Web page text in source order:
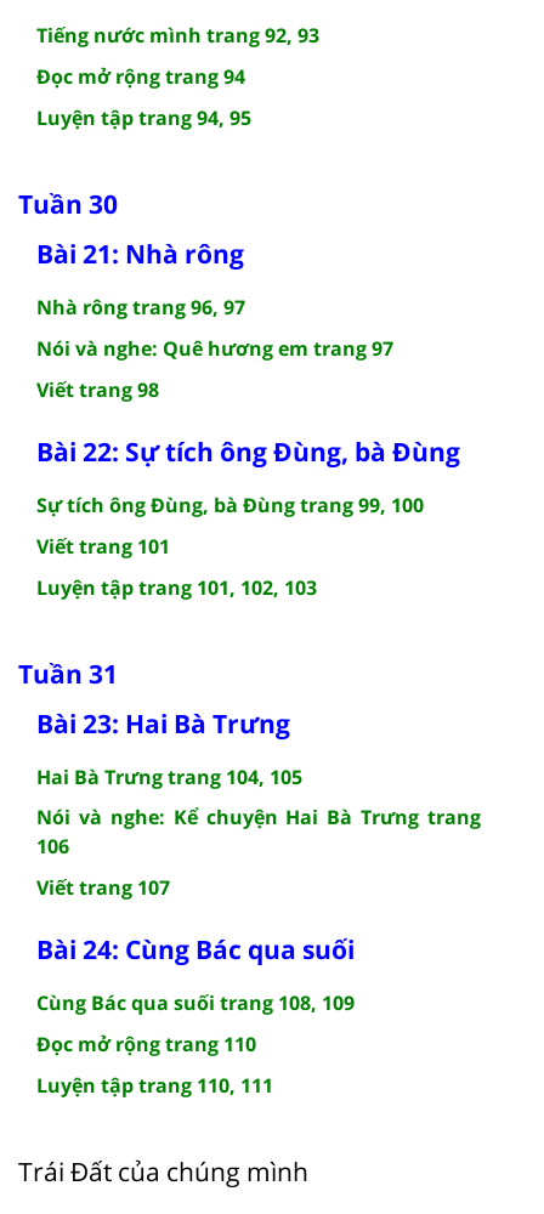
Tiếng nước mình trang 92, 93
Đọc mở rộng trang 94
Luyện tập trang 94, 95
Tuần 30
Bài 21: Nhà rông
Nhà rông trang 96, 97
Nói và nghe: Quê hương em trang 97
Viết trang 98
Bài 22: Sự tích ông Đùng, bà Đùng
Sự tích ông Đùng, bà Đùng trang 99, 100
Viết trang 101
Luyện tập trang 101, 102, 103
Tuần 31
Bài 23: Hai Bà Trưng
Hai Bà Trưng trang 104, 105
Nói và nghe: Kể chuyện Hai Bà Trưng trang
106
Viết trang 107
Bài 24: Cùng Bác qua suối
Cùng Bác qua suối trang 108, 109
Đọc mở rộng trang 110
Luyện tập trang 110, 111
Trái Đất của chúng mình